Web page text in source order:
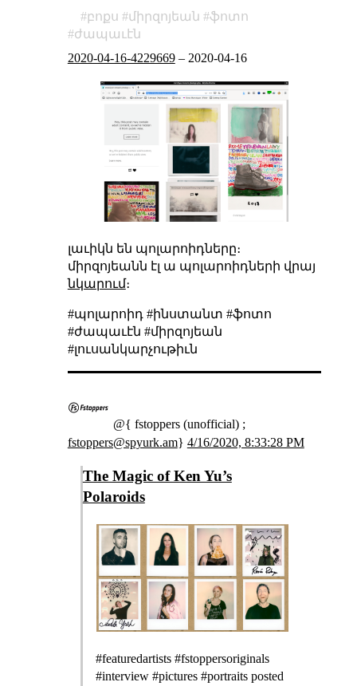
բոքս միրզոյեան
ֆոտո
ժապաւէն
2020-04-16-4229669– 2020-04-16
լաւիկն են պոլարոիդները։
միրզոյեանն էլ ա պոլարոիդների վրայ
նկարում։
#պոլարոիդ #ինստանտ #ֆոտո
#ժապաւէն #միրզոյեան
#լուսանկարչութիւն
@{ fstoppers (unofficial) ;
fstoppers@spyurk.am} 4/16/2020, 8:33:28 PM
The Magic of Ken Yu’s
Polaroids
#featuredartists #fstoppersoriginals
#interview #pictures #portraits posted